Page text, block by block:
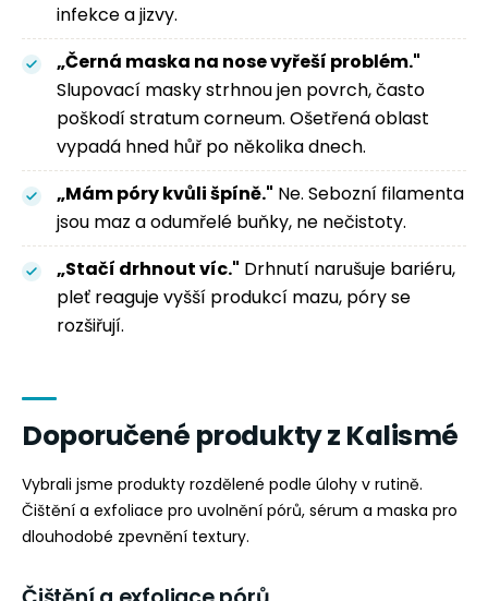
infekce a jizvy.
„Černá maska na nose vyřeší problém."
Slupovací masky strhnou jen povrch, často
poškodí stratum corneum. Ošetřená oblast
vypadá hned hůř po několika dnech.
„Mám póry kvůli špíně." Ne. Sebozní filamenta
jsou maz a odumřelé buňky, ne nečistoty.
„Stačí drhnout víc." Drhnutí narušuje bariéru,
pleť reaguje vyšší produkcí mazu, póry se
rozšiřují.
Doporučené produkty z Kalismé
Vybrali jsme produkty rozdělené podle úlohy v rutině.
Čištění a exfoliace pro uvolnění pórů, sérum a maska pro
dlouhodobé zpevnění textury.